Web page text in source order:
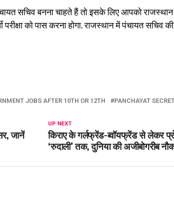
सचिव बनना चाहते हैं तो इसके लिए आपको राजस्थान
परीक्षा को पास करना होगा. राजस्थान में पंचायत सचिव
JOBS AFTER 10TH OR 12TH PANCHAYAT
UP NEXT
किराए के गर्लफ्रेंड-ब्वॉयफ्रेंड से लेकर
‘रुदाली’ तक, दुनिया की अजीबोगरीब
जानें